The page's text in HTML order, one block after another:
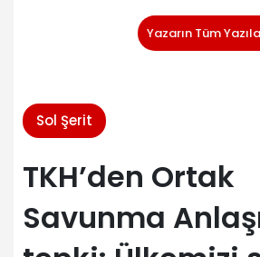
Yazarın Tüm
Sol Şerit
TKH’den Ortak
Savunma